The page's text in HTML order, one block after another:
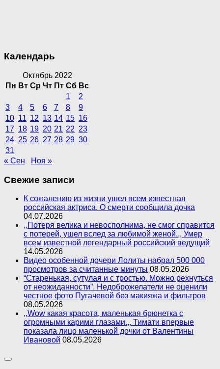
Календарь
Октябрь 2022
Пн Вт Ср Чт Пт Сб Вс
1
2
3
4 5 6 7 8
9
10 11 12 13 14 15 16
17 18 19 20 21 22 23
24 25 26 27 28 29 30
31
« Сен
Ноя »
Свежие записи
К сожалению из жизни ушел всем известная
российская актриса. О смерти сообщила дочка
04.07.2026
,,Потеря велика и невосполнима, не смог справится
с потерей, ушел вслед за любимой женой.,, Умер
всем известной легендарный российский ведущий
14.05.2026
Видео особенной дочери Лолиты набрал 500 000
просмотров за считанные минуты 08.05.2026
“Старенькая, сутулая и с тростью. Можно рехнуться
от неожиданности”. Недоброжелатели не оценили
честное фото Пугачевой без макияжа и фильтров
08.05.2026
,,Wow какая красота, маленькая брюнетка с
огромными карими глазами.,, Тимати впервые
показала лицо маленькой дочки от Валентины
Ивановой 08.05.2026